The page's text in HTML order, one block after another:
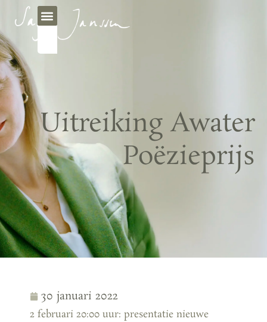
Uitreiking Awater
Poëzieprijs
30 januari 2022
2 februari 20:00 uur: presentatie nieuwe